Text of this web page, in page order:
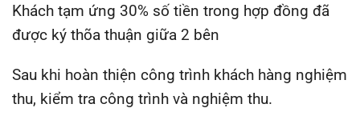
Khách tạm ứng 30% số tiền trong hợp đồng đã
được ký thõa thuận giữa 2 bên
Sau khi hoàn thiện công trình khách hàng nghiệm
thu, kiểm tra công trình và nghiệm thu.